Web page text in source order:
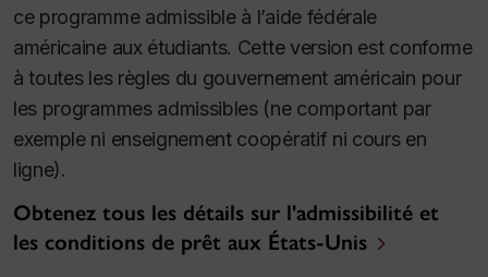
ce programme admissible à l’aide fédérale
américaine aux étudiants. Cette version est conforme
à toutes les règles du gouvernement américain pour
les programmes admissibles (ne comportant par
exemple ni enseignement coopératif ni cours en
ligne).
Obtenez tous les détails sur l'admissibilité et
les conditions de prêt aux États-Unis